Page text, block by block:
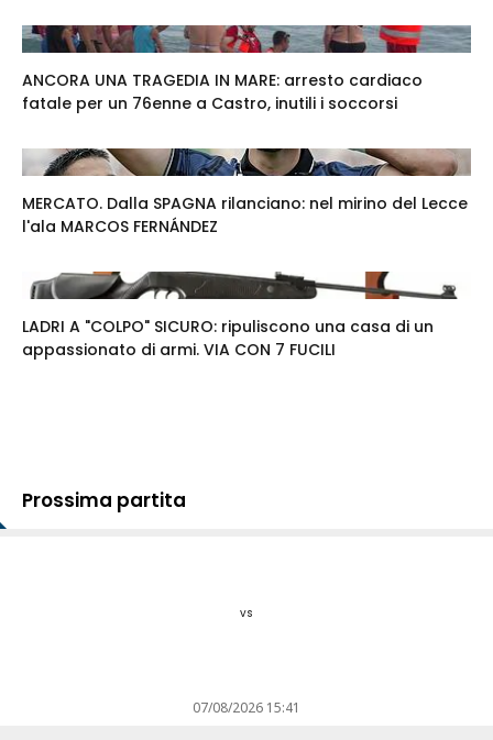
ANCORA UNA TRAGEDIA IN MARE: arresto cardiaco
fatale per un 76enne a Castro, inutili i soccorsi
MERCATO. Dalla SPAGNA rilanciano: nel mirino del Lecce
l'ala MARCOS FERNÁNDEZ
LADRI A "COLPO" SICURO: ripuliscono una casa di un
appassionato di armi. VIA CON 7 FUCILI
Prossima partita
vs
07/08/2026 15:41